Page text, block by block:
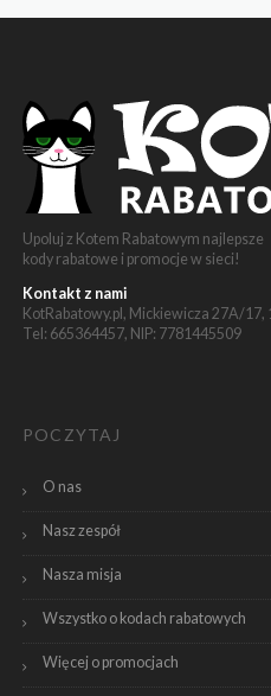
Upoluj z Kotem Rabatowym najlepsze
kody rabatowe i promocje w sieci!
Kontakt z nami
KotRabatowy.pl, Mickiewicza 27A/17,
Tel: 665364457, NIP: 7781445509
POCZYTAJ
O nas
Nasz zespół
Nasza misja
Wszystko o kodach rabatowych
Więcej o promocjach